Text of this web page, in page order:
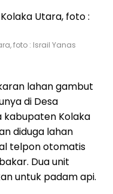
foto : Israil Yanas
lahan gambut
di Desa
kabupaten Kolaka
diduga lahan
telpon otomatis
Dua unit
untuk padam api.